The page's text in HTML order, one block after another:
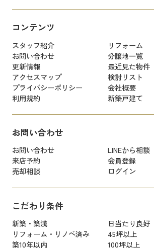
コンテンツ
スタッフ紹介
リフォーム
お問い合わせ
分譲地一覧
更新情報
最近見た物件
アクセスマップ
検討リスト
プライバシーポリシー
会社概要
利用規約
新築戸建て
お問い合わせ
お問い合わせ
LINEから相談
来店予約
会員登録
売却相談
ログイン
こだわり条件
新築・築浅
日当たり良好
リフォーム・リノベ済み
45坪以上
築10年以内
100坪以上